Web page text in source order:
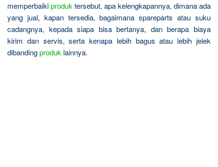
memperbaikiproduk tersebut, apa kelengkapannya, dimana ada
yang jual, kapan tersedia, bagaimana spareparts atau suku
cadangnya, kepada siapa bisa bertanya, dan berapa biaya
kirim dan servis, serta kenapa lebih bagus atau lebih jelek
dibandingproduk lainnya.